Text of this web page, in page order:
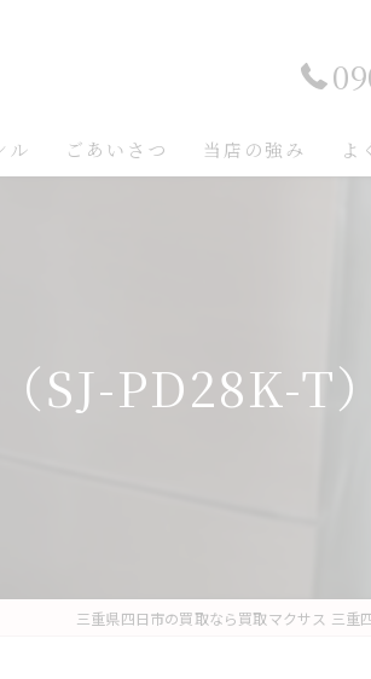
ル ごあいさつ 当店の強み よ
SJ-PD28K-T
三重県四日市の買取なら買取マクサス 三重